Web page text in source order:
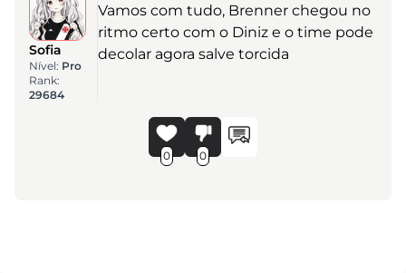
Sofia
Nível: Pro
Rank:
29684
Vamos com tudo, Brenner chegou no
ritmo certo com o Diniz e o time pode
decolar agora salve torcida
0 0